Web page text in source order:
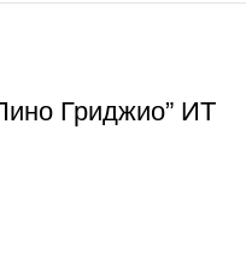
Гриджио” ИТ